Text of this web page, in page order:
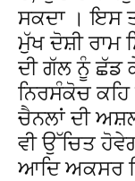
ਸਕਦਾ । ਇਸ
ਮੁੱਖ ਦੋਸ਼ੀ ਰਾਮ
ਦੀ ਗੱਲ ਨੂੰ ਛੱਡ
ਨਿਰਸੰਕੋਚ
ਚੈਨਲਾਂ ਦੀ
ਵੀ ਉੱਚਿਤ
ਆਦਿ ਅਕਸਰ